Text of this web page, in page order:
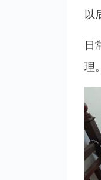
以
日
理